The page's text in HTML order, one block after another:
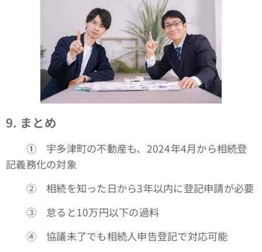
9. まとめ
① 宇多津町の不動産も、2024年4月から相続登
記義務化の対象
➁ 相続を知った日から3年以内に登記申請が必要
③ 怠ると10万円以下の過料
④ 協議未了でも相続人申告登記で対応可能